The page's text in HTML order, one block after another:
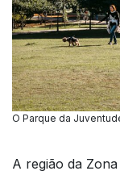
O Parque da
A região da